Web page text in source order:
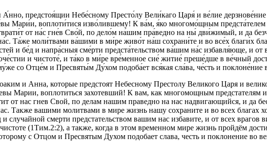
предстоя́щии Небе́сному Престо́лу Вели́каго Царя́ и ве́лие
Мари́и, воплоти́тися изво́лившему! К ва́м, я́ко многомо́щным
от на́с гне́в Сво́й, по дело́м на́шим пра́ведно на ны́ дви́жимый, и да
Та́же моли́твами ва́шими в ми́ре живо́т на́ш сохрани́те и во все́х благи́х
и бе́д и напра́сныя сме́рти предста́тельством ва́шим на́с избавля́юще, и
и чистоте́, и та́ко в ми́ре вре́менное сие́ житие́ преше́дше в ве́чный
со Отце́м и Пресвяты́м Ду́хом подоба́ет вся́кая сла́ва, че́сть и поклоне́ние
и Анна, которые предстоят Небесному Престолу Великого Царя и
Марии, воплотиться захотевший! К вам, как многомощным предстателям
от нас гнев Свой, по делам нашим праведно на нас надвигающийся, и да
Также вашими молитвами в мире жизнь нашу сохраните и во всех благах
случайной смерти предстательством вашим нас избавите, и от всех
(1Тим.2:2), а также, когда в этом временном мире жизнь пройдём
с Отцом и Пресвятым Духом подобает слава, честь и поклонение во